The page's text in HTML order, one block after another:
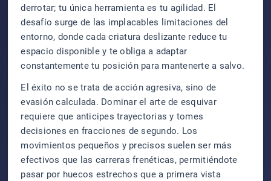
derrotar; tu única herramienta es tu agilidad. El
desafío surge de las implacables limitaciones del
entorno, donde cada criatura deslizante reduce tu
espacio disponible y te obliga a adaptar
constantemente tu posición para mantenerte a salvo.
El éxito no se trata de acción agresiva, sino de
evasión calculada. Dominar el arte de esquivar
requiere que anticipes trayectorias y tomes
decisiones en fracciones de segundo. Los
movimientos pequeños y precisos suelen ser más
efectivos que las carreras frenéticas, permitiéndote
pasar por huecos estrechos que a primera vista